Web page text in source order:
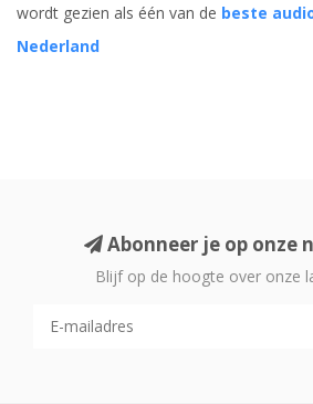
wordt gezien als één van de beste
Nederland
Abonneer je op onze
Blijf op de hoogte over onze